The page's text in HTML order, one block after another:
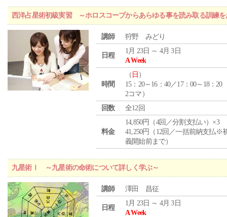
西洋占星術初級実習 ～ホロスコープからあらゆる事を読み取る訓練を
講師 狩野 みどり
日程
1月 23日 ～ 4月 3日
A Week
時間
（ 日 ）
15：20～16：40／17：00～18：20
2コマ）
回数
全12回
料金
14,850円（4回／分割支払い）×3
41,250円（12回／一括前納支払※
義開始前まで）
九星術Ⅰ ～九星術の命術について詳しく学ぶ～
講師 澤田 昌征
日程
1月 23日 ～ 4月 3日
A Week